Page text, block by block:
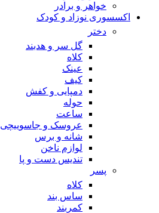
خواهر و برادر
اکسسوری نوزاد و کودک
دختر
گل سر و هدبند
کلاه
عینک
کیف
دمپایی و کفش
حوله
ساعت
عروسک و جاسوییچی
شانه و برس
لوازم ناخن
تندیس دست و پا
پسر
کلاه
ساس بند
کمربند